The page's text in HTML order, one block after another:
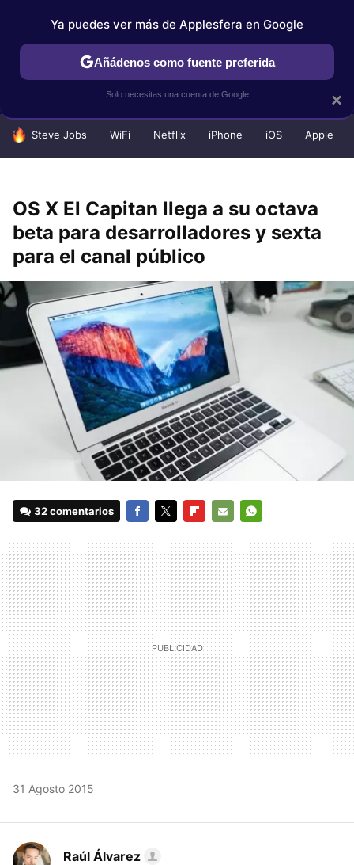
IPHONE TUTORIALES APPLESFERA SELECCIÓN
HOY SE HABLA DE
Steve Jobs WiFi Netflix iPhone iOS Apple
OS X El Capitan llega a su octava
beta para desarrolladores y sexta
para el canal público
32 comentarios
MAIL
31 Agosto 2015
Raúl Álvarez
×
Ya puedes ver más de Applesfera en Google
Añádenos como fuente preferida
Solo necesitas una cuenta de Google